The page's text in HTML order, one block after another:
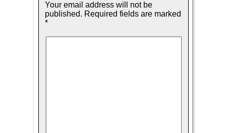
Your email address will not be
published. Required fields are marked
*